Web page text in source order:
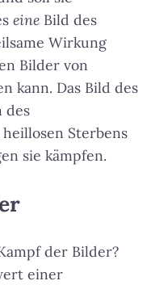
eine Bild des
Wirkung
Bilder von
kann. Das Bild des
des
Sterbens
sie kämpfen.
der Bilder?
einer